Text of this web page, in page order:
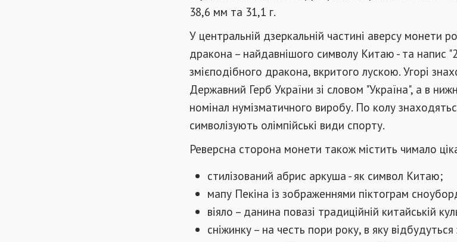
38,6 мм та 31,1 г.
У центральній дзеркальній частині аверсу монети
дракона – найдавнішого символу Китаю - та напис
змієподібного дракона, вкритого лускою. Угорі
Державний Герб України зі словом "Україна", а в
номінал нумізматичного виробу. По колу
символізують олімпійські види спорту.
Реверсна сторона монети також містить чимало
стилізований абрис аркуша - як символ Китаю;
мапу Пекіна із зображеннями піктограм
віяло – данина повазі традиційній китайській
сніжинку – на честь пори року, в яку